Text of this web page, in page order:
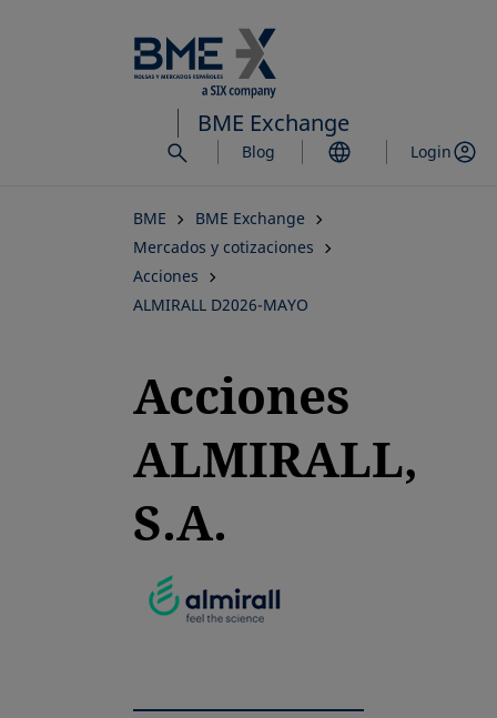
al
contenido
principal
BME Exchange
Blog Login
BME
BME Exchange
Mercados y cotizaciones
Acciones
ALMIRALL D2026-MAYO
Acciones
ALMIRALL,
S.A.